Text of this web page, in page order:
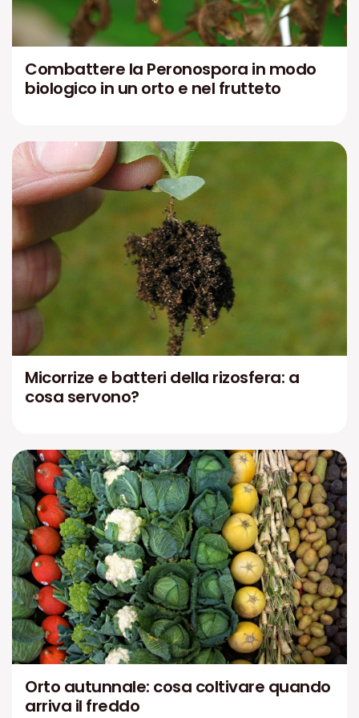
Combattere la Peronospora in modo
biologico in un orto e nel frutteto
Micorrize e batteri della rizosfera: a
cosa servono?
Orto autunnale: cosa coltivare quando
arriva il freddo